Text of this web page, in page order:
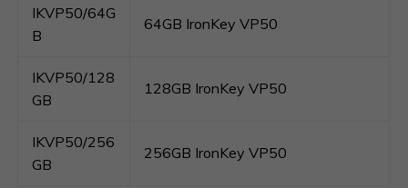
IKVP50/64G
B
64GB IronKey VP50
IKVP50/128
GB
128GB IronKey VP50
IKVP50/256
GB
256GB IronKey VP50